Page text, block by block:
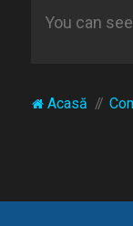
You can
Acasă